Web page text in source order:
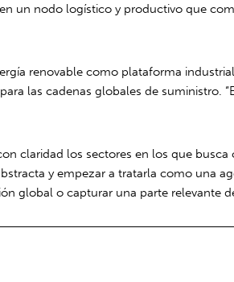
un nodo logístico y productivo que
renovable como plataforma
las cadenas globales de suministro.
claridad los sectores en los que
y empezar a tratarla como una
global o capturar una parte relevante